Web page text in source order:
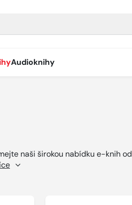
Audioknihy
naši širokou nabídku e-knih od